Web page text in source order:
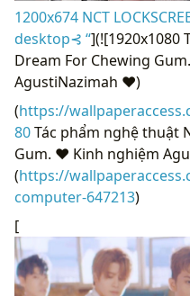
1200x674 NCT
desktop⊰ “](![1920x1080
Dream For Chewing
AgustiNazimah ♥)
(https://
80Tác phẩm nghệ thuật
Gum. ♥ Kinh nghiệm
(https://
computer-647213)
[